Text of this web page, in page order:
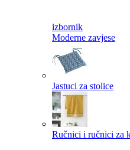
izbornik
Moderne zavjese
Jastuci za stolice
Ručnici i ručnici za